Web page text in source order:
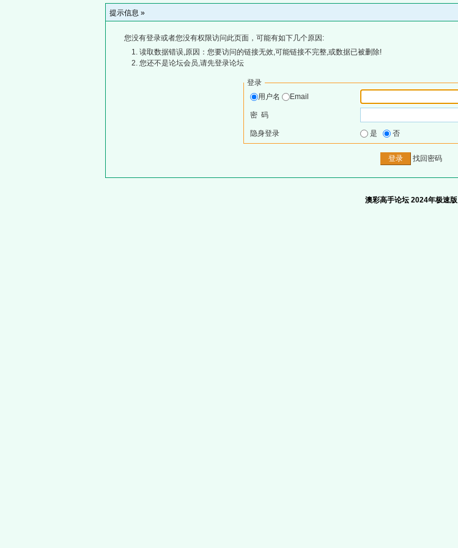
提示信息 »
您没有登录或者您没有权限访问此页面，可能有如下几个原因:
读取数据错误,原因：您要访问的链接无效,可能链接不完整,或数据已被删除!
您还不是论坛会员,请先登录论坛
登录
用户名
Email
密 码
隐身登录 是 否
找回密码
澳彩高手论坛 2024年极速版